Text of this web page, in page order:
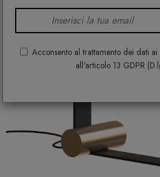
Acconsento al trattamento dei dati
all'articolo 13 GDPR